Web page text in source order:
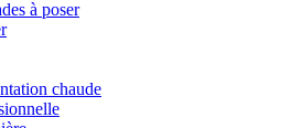
à poser
chaude